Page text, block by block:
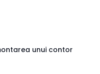
unui contor